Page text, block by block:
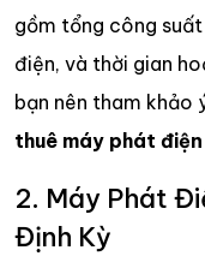
gồm tổng công
điện, và thời gian
bạn nên tham khảo
thuê máy phát
2. Máy Phát
Định Kỳ